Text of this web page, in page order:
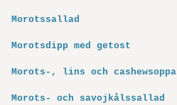
Morotssallad
Morotsdipp med getost
Morots-, lins och cashewsoppa
Morots- och savojkålssallad